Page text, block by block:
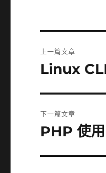
章
上一篇文章
上
篇
Linux
下一篇文章
下
篇
PHP 使